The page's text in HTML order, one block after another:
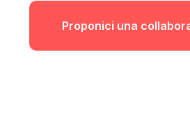
Proponici una